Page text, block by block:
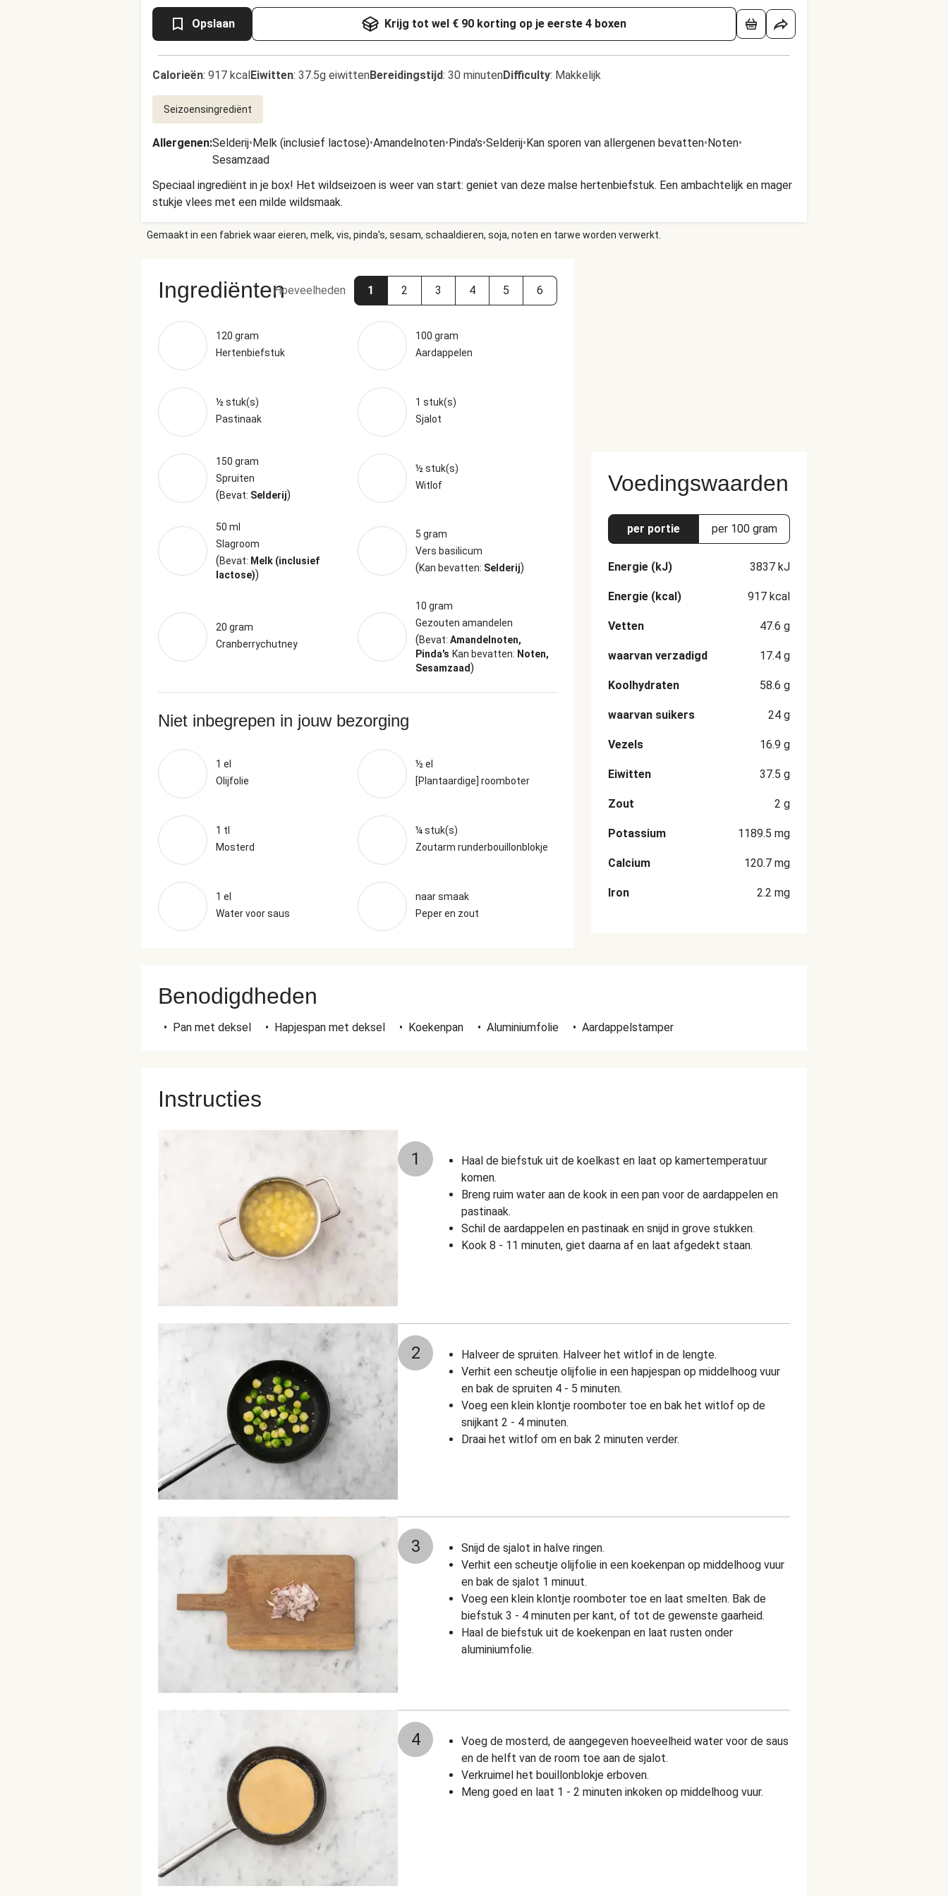
Opslaan Krijg tot wel € 90 korting op je eerste 4 boxen
Calorieën: 917 kcalEiwitten: 37.5g eiwittenBereidingstijd: 30 minutenDifficulty: Makkelijk
Seizoensingrediënt
Allergenen:Selderij•Melk (inclusief lactose)•Amandelnoten•Pinda's•Selderij•Kan sporen van allergenen bevatten•Noten•
Sesamzaad
Speciaal ingrediënt in je box! Het wildseizoen is weer van start: geniet van deze malse hertenbiefstuk. Een ambachtelijk en mager
stukje vlees met een milde wildsmaak.
Gemaakt in een fabriek waar eieren, melk, vis, pinda's, sesam, schaaldieren, soja, noten en tarwe worden verwerkt.
IngrediëntenHoeveelheden 1 2 3 4 5 6
120 gram
Hertenbiefstuk
100 gram
Aardappelen
½ stuk(s)
Pastinaak
1 stuk(s)
Sjalot
150 gram
Spruiten
(Bevat: Selderij)
½ stuk(s)
Witlof
50 ml
Slagroom
(Bevat: Melk (inclusief
lactose))
5 gram
Vers basilicum
(Kan bevatten: Selderij)
20 gram
Cranberrychutney
10 gram
Gezouten amandelen
(Bevat: Amandelnoten,
Pinda's Kan bevatten: Noten,
Sesamzaad)
Niet inbegrepen in jouw bezorging
1 el
Olijfolie
½ el
[Plantaardige] roomboter
1 tl
Mosterd
¼ stuk(s)
Zoutarm runderbouillonblokje
1 el
Water voor saus
naar smaak
Peper en zout
Voedingswaarden
per portie per 100 gram
Energie (kJ) 3837 kJ
Energie (kcal) 917 kcal
Vetten 47.6 g
waarvan verzadigd 17.4 g
Koolhydraten 58.6 g
waarvan suikers 24 g
Vezels 16.9 g
Eiwitten 37.5 g
Zout 2 g
Potassium 1189.5 mg
Calcium 120.7 mg
Iron 2.2 mg
Benodigdheden
• Pan met deksel • Hapjespan met deksel • Koekenpan • Aluminiumfolie • Aardappelstamper
Instructies
1
Haal de biefstuk uit de koelkast en laat op kamertemperatuur
komen.
Breng ruim water aan de kook in een pan voor de aardappelen en
pastinaak.
Schil de aardappelen en pastinaak en snijd in grove stukken.
Kook 8 - 11 minuten, giet daarna af en laat afgedekt staan.
2
Halveer de spruiten. Halveer het witlof in de lengte.
Verhit een scheutje olijfolie in een hapjespan op middelhoog vuur
en bak de spruiten 4 - 5 minuten.
Voeg een klein klontje roomboter toe en bak het witlof op de
snijkant 2 - 4 minuten.
Draai het witlof om en bak 2 minuten verder.
3
Snijd de sjalot in halve ringen.
Verhit een scheutje olijfolie in een koekenpan op middelhoog vuur
en bak de sjalot 1 minuut.
Voeg een klein klontje roomboter toe en laat smelten. Bak de
biefstuk 3 - 4 minuten per kant, of tot de gewenste gaarheid.
Haal de biefstuk uit de koekenpan en laat rusten onder
aluminiumfolie.
4
Voeg de mosterd, de aangegeven hoeveelheid water voor de saus
en de helft van de room toe aan de sjalot.
Verkruimel het bouillonblokje erboven.
Meng goed en laat 1 - 2 minuten inkoken op middelhoog vuur.